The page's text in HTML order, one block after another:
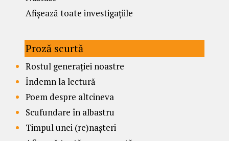
Afișează toate investigațiile
Proză scurtă
Rostul generației noastre
Îndemn la lectură
Poem despre altcineva
Scufundare în albastru
Timpul unei (re)nașteri